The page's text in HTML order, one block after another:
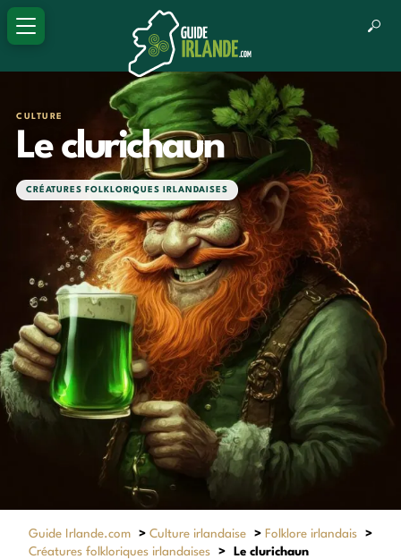
CULTURE
Le clurichaun
CRÉATURES FOLKLORIQUES IRLANDAISES
Guide Irlande.com > Culture irlandaise > Folklore irlandais
>
Créatures folkloriques irlandaises
> Le clurichaun